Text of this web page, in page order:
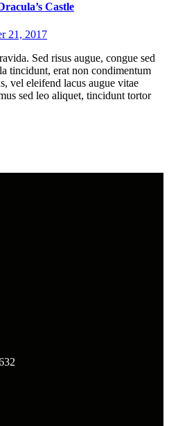
Castle
21, 2017
Sed risus augue, congue sed
tincidunt, erat non condimentum
vel eleifend lacus augue vitae
sed leo aliquet, tincidunt tortor